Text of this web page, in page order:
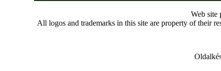
Web site
All logos and trademarks in this site are property of their